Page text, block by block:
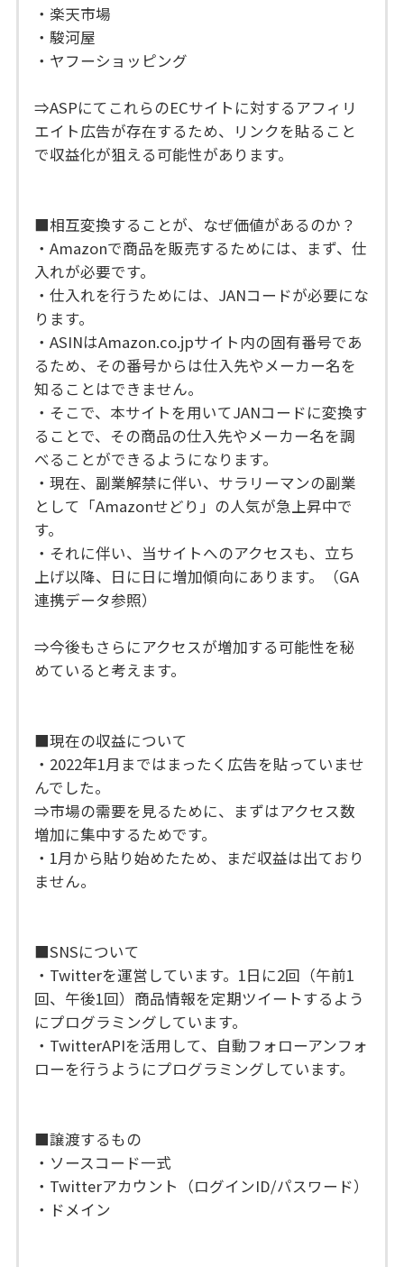
・楽天市場
・駿河屋
・ヤフーショッピング
⇒ASPにてこれらのECサイトに対するアフィリ
エイト広告が存在するため、リンクを貼ること
で収益化が狙える可能性があります。
■相互変換することが、なぜ価値があるのか？
・Amazonで商品を販売するためには、まず、仕
入れが必要です。
・仕入れを行うためには、JANコードが必要にな
ります。
・ASINはAmazon.co.jpサイト内の固有番号であ
るため、その番号からは仕入先やメーカー名を
知ることはできません。
・そこで、本サイトを用いてJANコードに変換す
ることで、その商品の仕入先やメーカー名を調
べることができるようになります。
・現在、副業解禁に伴い、サラリーマンの副業
として「Amazonせどり」の人気が急上昇中で
す。
・それに伴い、当サイトへのアクセスも、立ち
上げ以降、日に日に増加傾向にあります。（GA
連携データ参照）
⇒今後もさらにアクセスが増加する可能性を秘
めていると考えます。
■現在の収益について
・2022年1月まではまったく広告を貼っていませ
んでした。
⇒市場の需要を見るために、まずはアクセス数
増加に集中するためです。
・1月から貼り始めたため、まだ収益は出ており
ません。
■SNSについて
・Twitterを運営しています。1日に2回（午前1
回、午後1回）商品情報を定期ツイートするよう
にプログラミングしています。
・TwitterAPIを活用して、自動フォローアンフォ
ローを行うようにプログラミングしています。
■譲渡するもの
・ソースコード一式
・Twitterアカウント（ログインID/パスワード）
・ドメイン